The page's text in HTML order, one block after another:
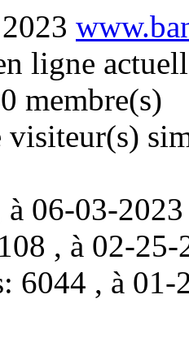
ligne
membre(s)
à 06-03-
, à 02-
6044 , à